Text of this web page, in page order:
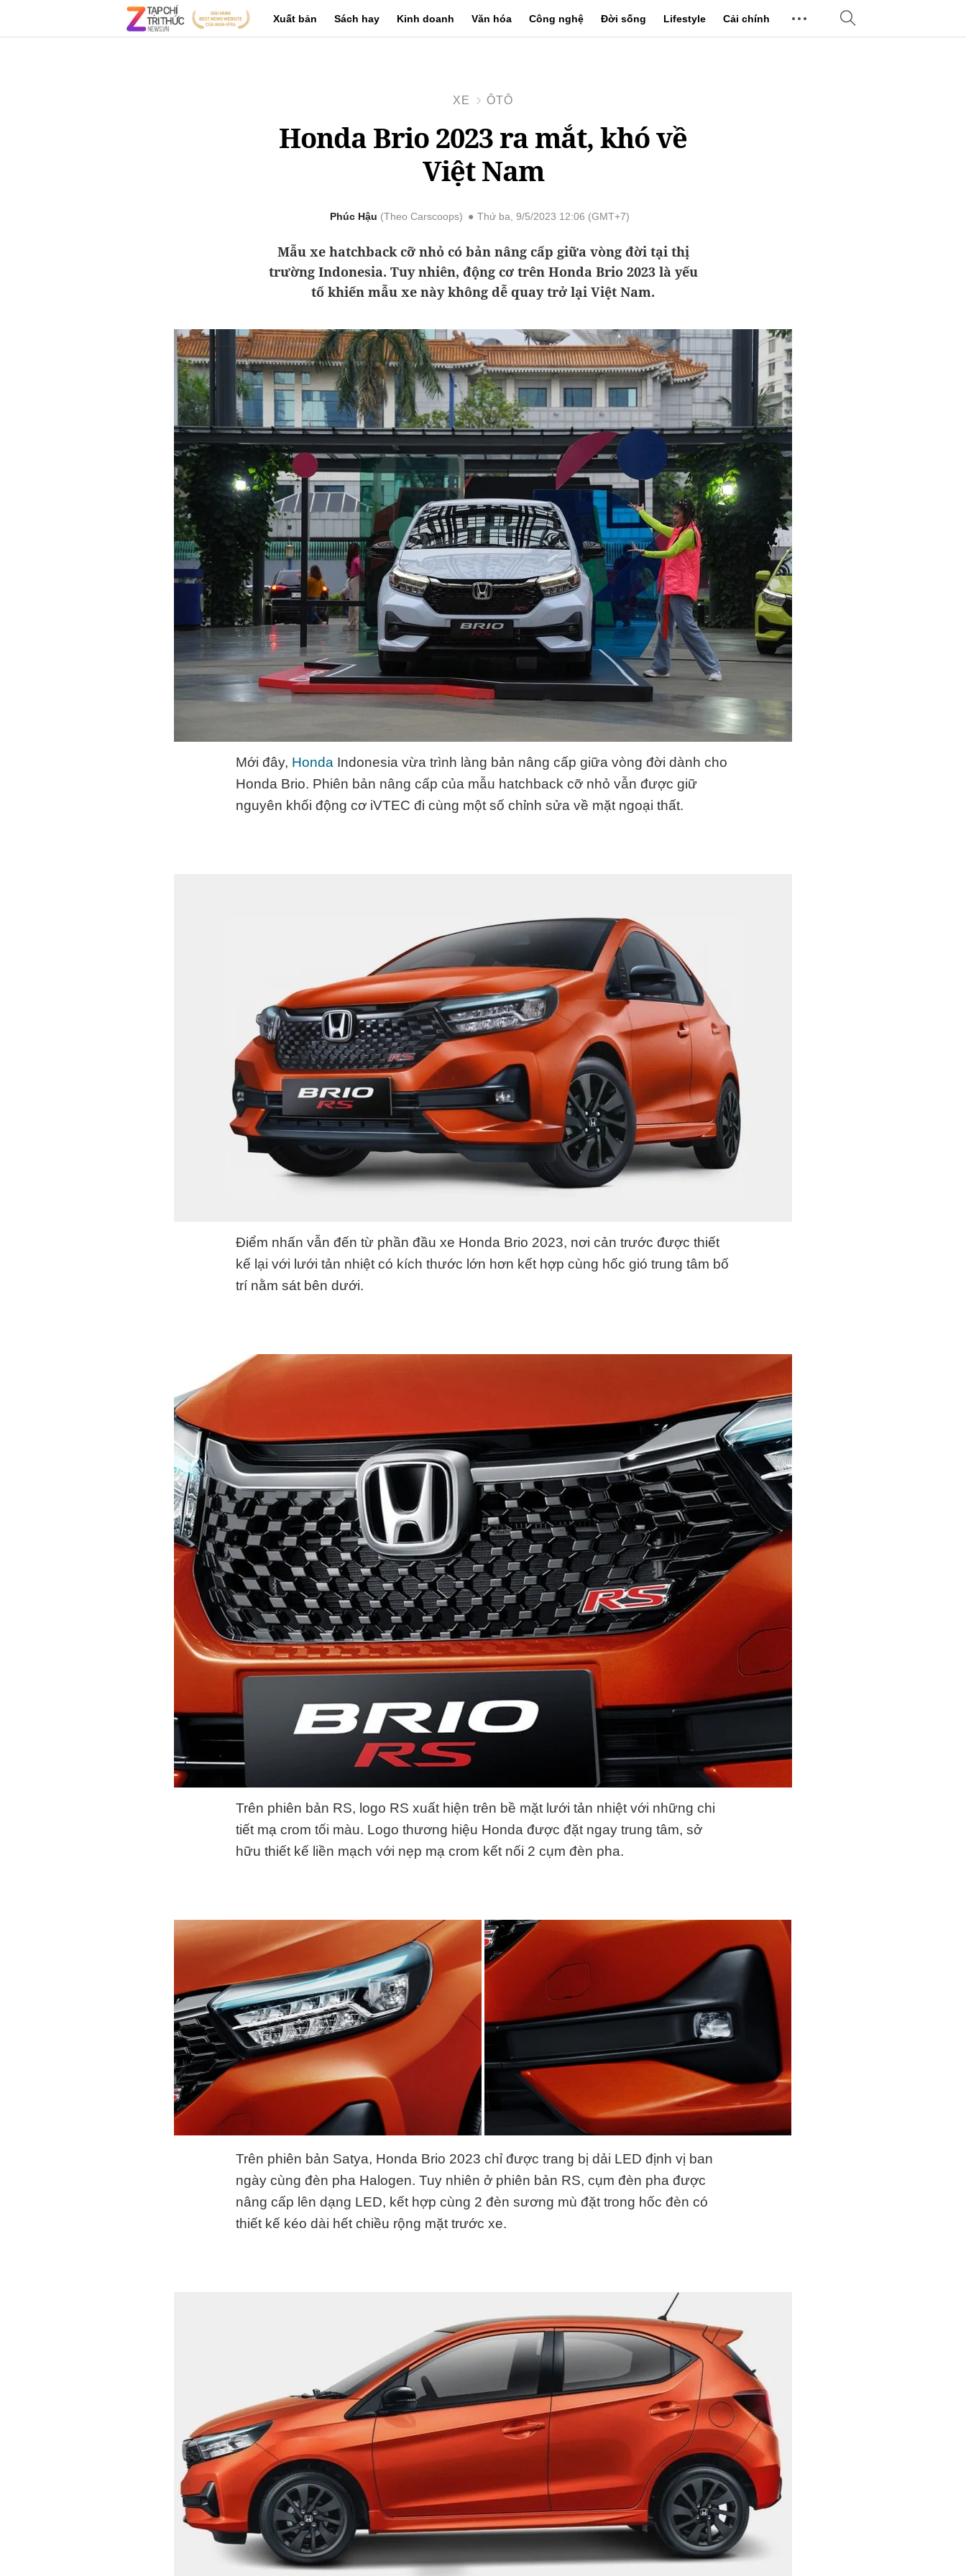
Xuất bản Sách hay Kinh doanh Văn hóa Công nghệ Đời sống Lifestyle Cải chính
XE ÔTÔ
Honda Brio 2023 ra mắt, khó về
Việt Nam
Phúc Hậu Theo Carscoops Thứ ba, 9/5/2023 12:06 (GMT+7)
Mẫu xe hatchback cỡ nhỏ có bản nâng cấp giữa vòng đời tại thị
trường Indonesia. Tuy nhiên, động cơ trên Honda Brio 2023 là yếu
tố khiến mẫu xe này không dễ quay trở lại Việt Nam.
Mới đây, Honda Indonesia vừa trình làng bản nâng cấp giữa vòng đời dành cho
Honda Brio. Phiên bản nâng cấp của mẫu hatchback cỡ nhỏ vẫn được giữ
nguyên khối động cơ iVTEC đi cùng một số chỉnh sửa về mặt ngoại thất.
Điểm nhấn vẫn đến từ phần đầu xe Honda Brio 2023, nơi cản trước được thiết
kế lại với lưới tản nhiệt có kích thước lớn hơn kết hợp cùng hốc gió trung tâm bố
trí nằm sát bên dưới.
Trên phiên bản RS, logo RS xuất hiện trên bề mặt lưới tản nhiệt với những chi
tiết mạ crom tối màu. Logo thương hiệu Honda được đặt ngay trung tâm, sở
hữu thiết kế liền mạch với nẹp mạ crom kết nối 2 cụm đèn pha.
Trên phiên bản Satya, Honda Brio 2023 chỉ được trang bị dải LED định vị ban
ngày cùng đèn pha Halogen. Tuy nhiên ở phiên bản RS, cụm đèn pha được
nâng cấp lên dạng LED, kết hợp cùng 2 đèn sương mù đặt trong hốc đèn có
thiết kế kéo dài hết chiều rộng mặt trước xe.